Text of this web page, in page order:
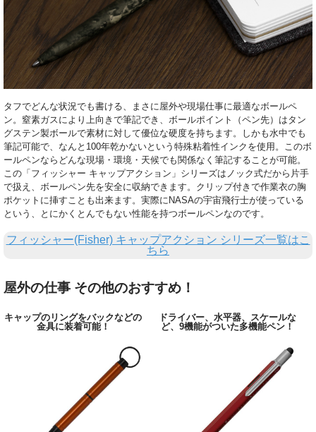
タフでどんな状況でも書ける、まさに屋外や現場仕事に最適なボールペ
ン。窒素ガスにより上向きで筆記でき、ボールポイント（ペン先）はタン
グステン製ボールで素材に対して優位な硬度を持ちます。しかも水中でも
筆記可能で、なんと100年乾かないという特殊粘着性インクを使用。このボ
ールペンならどんな現場・環境・天候でも関係なく筆記することが可能。
この「フィッシャー キャップアクション」シリーズはノック式だから片手
で扱え、ボールペン先を安全に収納できます。クリップ付きで作業衣の胸
ポケットに挿すことも出来ます。実際にNASAの宇宙飛行士が使っている
という、とにかくとんでもない性能を持つボールペンなのです。
フィッシャー(Fisher) キャップアクション シリーズ一覧はこ
ちら
屋外の仕事 その他のおすすめ！
キャップのリングをバックなどの
金具に装着可能！
ドライバー、水平器、スケールな
ど、9機能がついた多機能ペン！